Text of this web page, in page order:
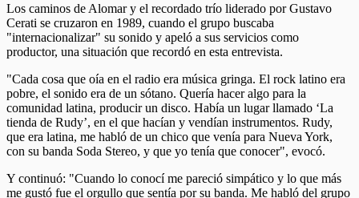
Los caminos de Alomar y el recordado trío liderado por Gustavo
Cerati se cruzaron en 1989, cuando el grupo buscaba
"internacionalizar" su sonido y apeló a sus servicios como
productor, una situación que recordó en esta entrevista.
"Cada cosa que oía en el radio era música gringa. El rock latino era
pobre, el sonido era de un sótano. Quería hacer algo para la
comunidad latina, producir un disco. Había un lugar llamado ‘La
tienda de Rudy’, en el que hacían y vendían instrumentos. Rudy,
que era latina, me habló de un chico que venía para Nueva York,
con su banda Soda Stereo, y que yo tenía que conocer", evocó.
Y continuó: "Cuando lo conocí me pareció simpático y lo que más
me gustó fue el orgullo que sentía por su banda. Me habló del grupo